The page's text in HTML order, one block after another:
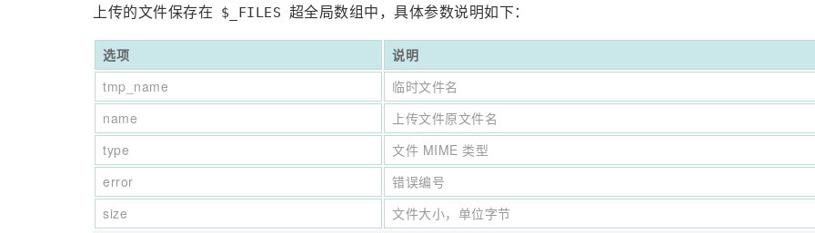
上传的文件保存在 $_FILES 超全局数组中，具体参数说明如下：
选项
说明
tmp_name
临时文件名
name
上传文件原文件名
type
文件 MIME 类型
error
错误编号
size
文件大小，单位字节